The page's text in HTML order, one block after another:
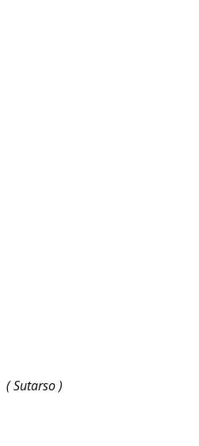
( Sutarso )